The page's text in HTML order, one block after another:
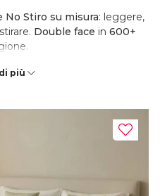
No Stiro su misura: leggere,
Double face in 600+
più